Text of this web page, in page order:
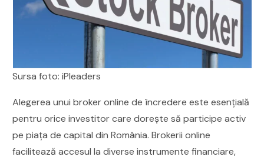
Sursa foto: iPleaders
Alegerea unui broker online de încredere este esențială
pentru orice investitor care dorește să participe activ
pe piața de capital din România. Brokerii online
facilitează accesul la diverse instrumente financiare,